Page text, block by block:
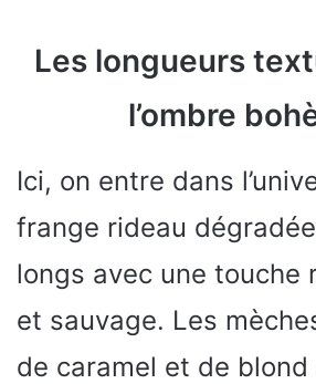
Les longueurs
l’ombre
Ici, on entre dans
frange rideau
longs avec une touche
et sauvage. Les
de caramel et de blond